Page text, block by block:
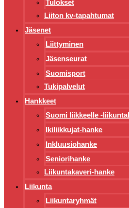
Tulokset
Liiton kv-tapahtumat
Jäsenet
Liittyminen
Jäsenseurat
Suomisport
Tukipalvelut
Hankkeet
Suomi liikkeelle -
Ikiliikkujat-hanke
Inkluusiohanke
Seniorihanke
Liikuntakaveri-hanke
Liikunta
Liikuntaryhmät